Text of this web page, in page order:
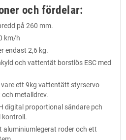
och fördelar:
på 260 mm.
km/h
endast 2,6 kg.
och vattentät borstlös ESC med
ett 9kg vattentätt styrservo
metalldrev.
digital proportional sändare pch
aluminiumlegerat roder och ett